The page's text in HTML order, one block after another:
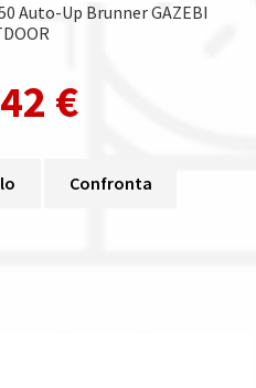
Auto-Up Brunner GAZEBI
€
Confronta